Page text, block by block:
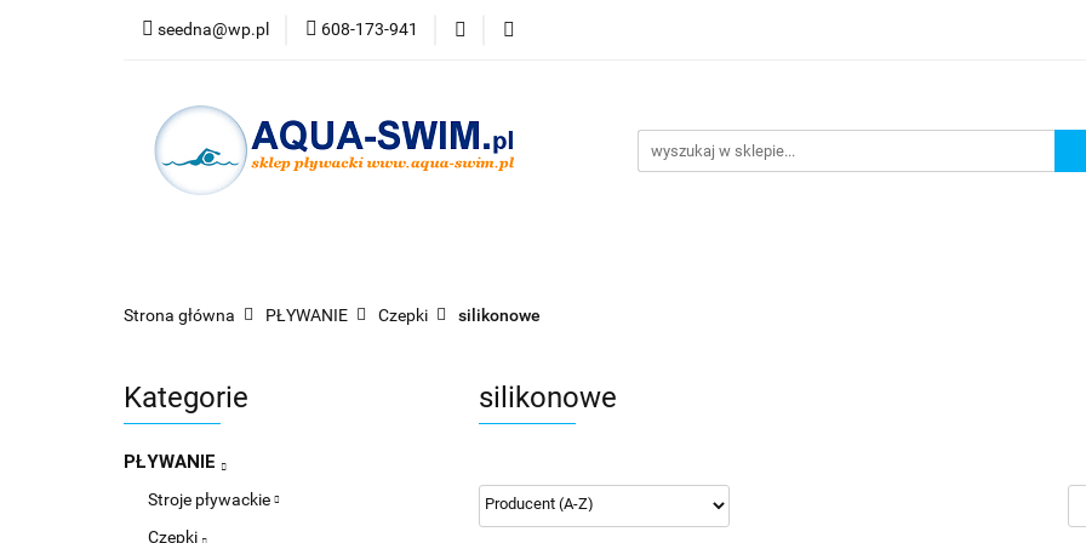
seedna@wp.pl 608-173-941
PŁYWANIE
Bestsellery
Strona główna PŁYWANIE Czepki silikonowe
Kategorie
PŁYWANIE
Stroje pływackie
Czepki
silikonowe